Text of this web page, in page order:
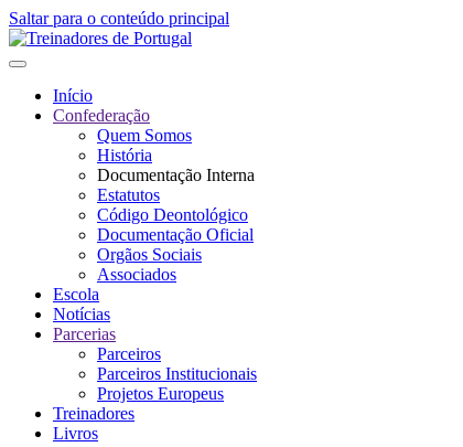
Saltar para o conteúdo principal
Início
Confederação
Quem Somos
História
Documentação Interna
Estatutos
Código Deontológico
Documentação Oficial
Orgãos Sociais
Associados
Escola
Notícias
Parcerias
Parceiros
Parceiros Institucionais
Projetos Europeus
Treinadores
Livros